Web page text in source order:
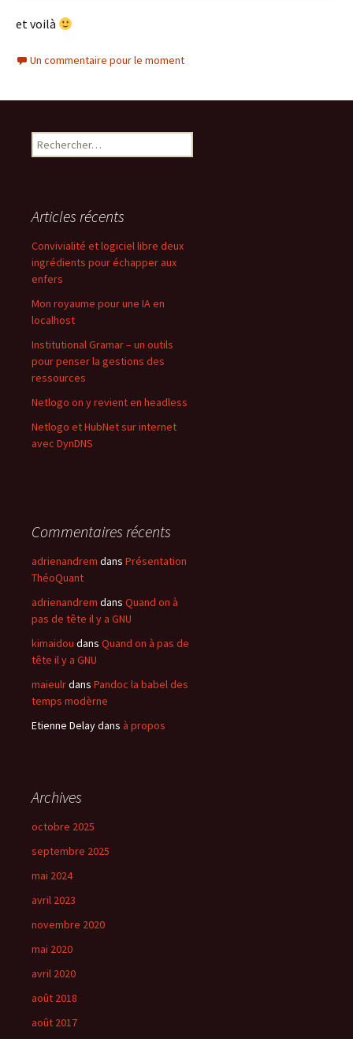
et voilà
Un commentaire pour le moment
Rechercher :
Articles récents
Convivialité et logiciel libre deux
ingrédients pour échapper aux
enfers
Mon royaume pour une IA en
localhost
Institutional Gramar – un outils
pour penser la gestions des
ressources
Netlogo on y revient en headless
Netlogo et HubNet sur internet
avec DynDNS
Commentaires récents
adrienandrem dans Présentation
ThéoQuant
adrienandrem dans Quand on à
pas de tête il y a GNU
kimaidou dans Quand on à pas de
tête il y a GNU
maieulrdans Pandoc la babel des
temps modèrne
Etienne Delaydans à propos
Archives
octobre 2025
septembre 2025
mai 2024
avril 2023
novembre 2020
mai 2020
avril 2020
août 2018
août 2017